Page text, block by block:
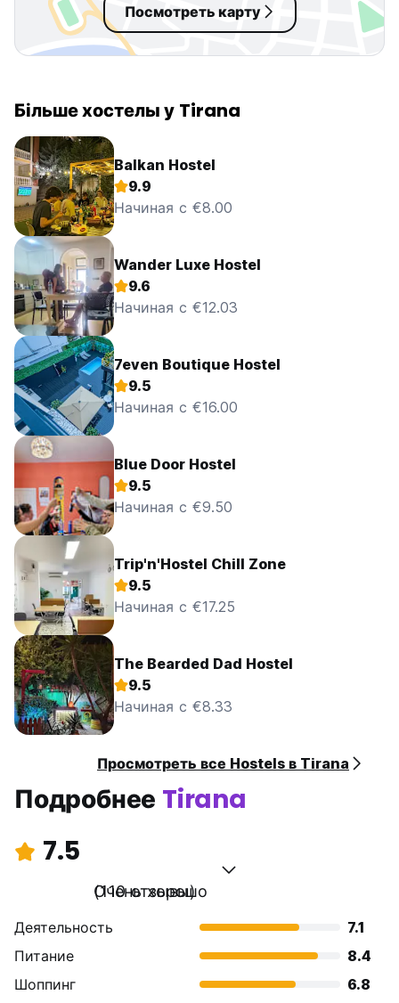
Посмотреть карту
Більше хостелы у Tirana
Balkan Hostel
9.9
Начиная с €8.00
Wander Luxe Hostel
9.6
Начиная с €12.03
7even Boutique Hostel
9.5
Начиная с €16.00
Blue Door Hostel
9.5
Начиная с €9.50
Trip'n'Hostel Chill Zone
9.5
Начиная с €17.25
The Bearded Dad Hostel
9.5
Начиная с €8.33
Просмотреть все Hostels в Tirana
Подробнее Tirana
7.5
Очень хорошо
(110 отзывы)
Деятельность
7.1
Питание
8.4
Шоппинг
6.8